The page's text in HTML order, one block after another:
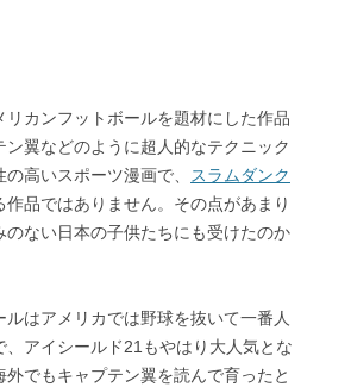
カンフットボールを題材にした作品
翼などのように超人的なテクニック
高いスポーツ漫画で、 スラムダンク
品ではありません。その点があまり
ない日本の子供たちにも受けたのか
はアメリカでは野球を抜いて一番人
アイシールド21もやはり大人気とな
でもキャプテン翼を読んで育ったと